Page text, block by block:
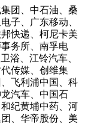
团、中石油、桑
子、广东移动、
快递、柯尼卡美
务所、南孚电
浴、江铃汽车、
传媒、创维集
飞利浦中国、科
汽车、中国石
纪黄埔中药、河
、华帝股份、美